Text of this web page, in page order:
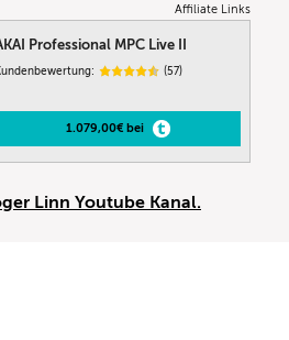
Affiliate Links
Professional MPC Live II
(57)
1.079,00€ bei
Linn Youtube Kanal.